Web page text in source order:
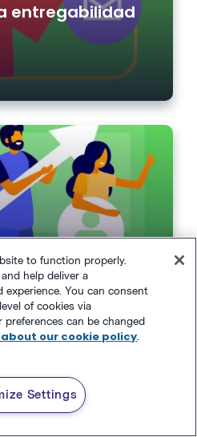
entregabilidad
sobre el Email
to function properly.
help deliver a
experience. You can consent
of cookies via
can be changed
our cookie policy.
Settings